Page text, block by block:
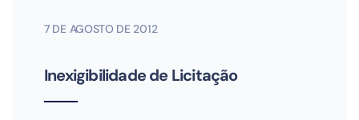
7 DE AGOSTO DE 2012
Inexigibilidade de Licitação